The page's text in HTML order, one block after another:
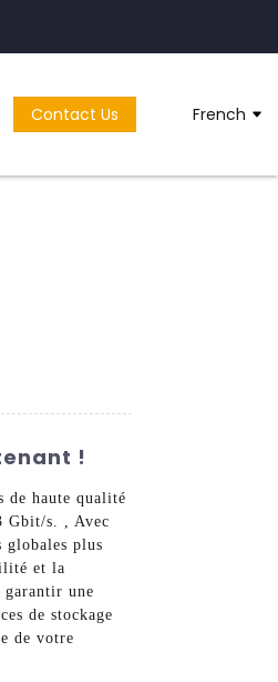
Contact Us French
!
de haute qualité
Gbit/s. , Avec
globales plus
et la
garantir une
de stockage
de votre